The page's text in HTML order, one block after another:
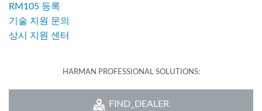
RM105 등록
기술 지원 문의
상시 지원 센터
HARMAN PROFESSIONAL SOLUTIONS:
FIND_DEALER